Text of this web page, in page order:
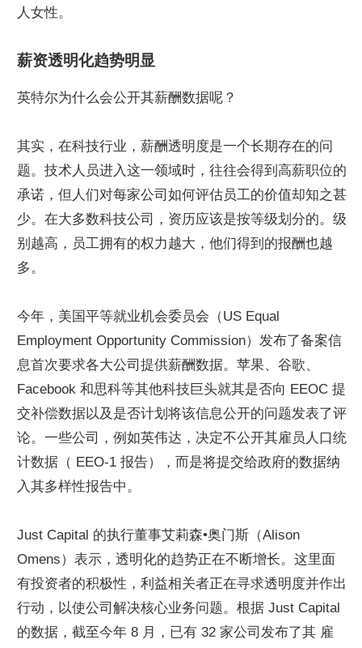
人女性。
薪资透明化趋势明显
英特尔为什么会公开其薪酬数据呢？
其实，在科技行业，薪酬透明度是一个长期存在的问
题。技术人员进入这一领域时，往往会得到高薪职位的
承诺，但人们对每家公司如何评估员工的价值却知之甚
少。在大多数科技公司，资历应该是按等级划分的。级
别越高，员工拥有的权力越大，他们得到的报酬也越
多。
今年，美国平等就业机会委员会（US Equal
Employment Opportunity Commission）发布了备案信
息首次要求各大公司提供薪酬数据。苹果、谷歌、
Facebook 和思科等其他科技巨头就其是否向 EEOC 提
交补偿数据以及是否计划将该信息公开的问题发表了评
论。一些公司，例如英伟达，决定不公开其雇员人口统
计数据（ EEO-1 报告），而是将提交给政府的数据纳
入其多样性报告中。
Just Capital 的执行董事艾莉森•奥门斯（Alison
Omens）表示，透明化的趋势正在不断增长。这里面
有投资者的积极性，利益相关者正在寻求透明度并作出
行动，以使公司解决核心业务问题。根据 Just Capital
的数据，截至今年 8 月，已有 32 家公司发布了其 雇